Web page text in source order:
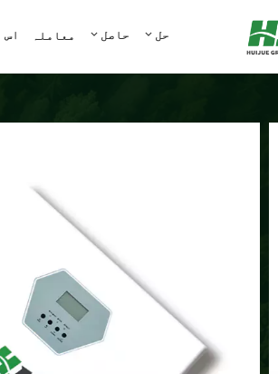
حل حاصل معاملہ اس